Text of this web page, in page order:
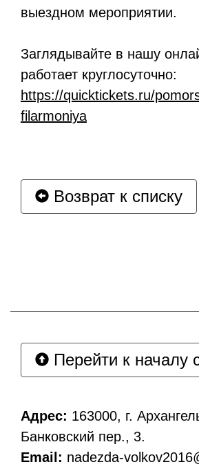
выездном мероприятии.
Заглядывайте в нашу
работает круглосуточно:
https://quicktickets.ru/
filarmoniya
Возврат к списку
Перейти к началу
Адрес: 163000, г.
Банковский пер., 3.
Email: nadezda-